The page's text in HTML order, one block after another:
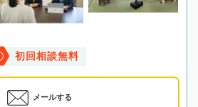
初回相談無料
メールする